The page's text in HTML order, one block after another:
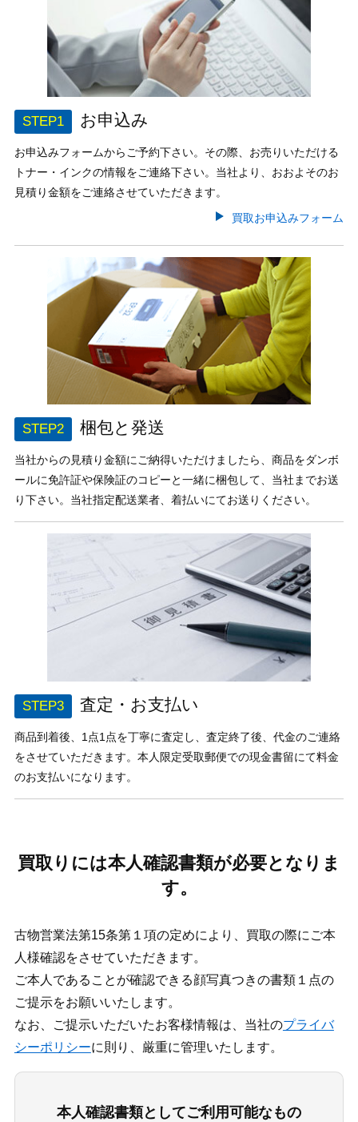
お申込み
お申込みフォームからご予約下さい。その際、お売りいただける
トナー・インクの情報をご連絡下さい。当社より、おおよそのお
見積り金額をご連絡させていただきます。
買取お申込みフォーム
梱包と発送
当社からの見積り金額にご納得いただけましたら、商品をダンボ
ールに免許証や保険証のコピーと一緒に梱包して、当社までお送
り下さい。当社指定配送業者、着払いにてお送りください。
査定・お支払い
商品到着後、1点1点を丁寧に査定し、査定終了後、代金のご連絡
をさせていただきます。本人限定受取郵便での現金書留にて料金
のお支払いになります。
買取りには本人確認書類が必要となりま
す。
古物営業法第15条第１項の定めにより、買取の際にご本
人様確認をさせていただきます。
ご本人であることが確認できる顔写真つきの書類１点の
ご提示をお願いいたします。
なお、ご提示いただいたお客様情報は、当社のプライバ
シーポリシーに則り、厳重に管理いたします。
本人確認書類としてご利用可能なもの